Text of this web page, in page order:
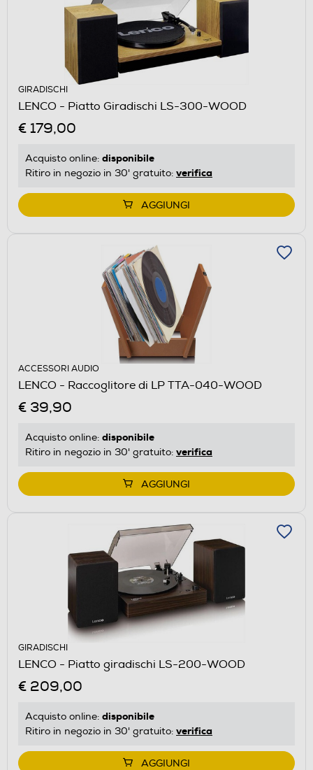
GIRADISCHI
LENCO - Piatto Giradischi LS-300-WOOD
€ 179,00
Acquisto online: disponibile
Ritiro in negozio in 30' gratuito: verifica
AGGIUNGI
ACCESSORI AUDIO
LENCO - Raccoglitore di LP TTA-040-WOOD
€ 39,90
Acquisto online: disponibile
Ritiro in negozio in 30' gratuito: verifica
AGGIUNGI
GIRADISCHI
LENCO - Piatto giradischi LS-200-WOOD
€ 209,00
Acquisto online: disponibile
Ritiro in negozio in 30' gratuito: verifica
AGGIUNGI